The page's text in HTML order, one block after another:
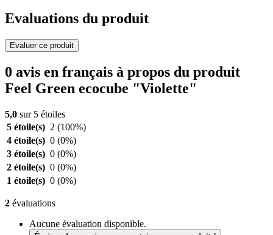
Evaluations du produit
Evaluer ce produit
0 avis en français à propos du produit
Feel Green ecocube "Violette"
5,0 sur 5 étoiles
5 étoile(s) 2 (100%)
4 étoile(s) 0 (0%)
3 étoile(s) 0 (0%)
2 étoile(s) 0 (0%)
1 étoile(s) 0 (0%)
2 évaluations
Aucune évaluation disponible.